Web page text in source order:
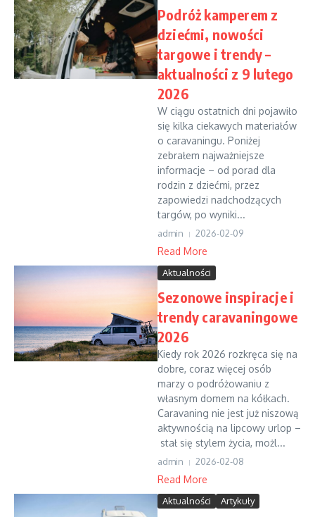
Podróż kamperem z
dziećmi, nowości
targowe i trendy –
aktualności z 9 lutego
2026
W ciągu ostatnich dni pojawiło
się kilka ciekawych materiałów
o caravaningu. Poniżej
zebrałem najważniejsze
informacje – od porad dla
rodzin z dziećmi, przez
zapowiedzi nadchodzących
targów, po wyniki...
admin 2026-02-09
Read More
Aktualności
Sezonowe inspiracje i
trendy caravaningowe
2026
Kiedy rok 2026 rozkręca się na
dobre, coraz więcej osób
marzy o podróżowaniu z
własnym domem na kółkach.
Caravaning nie jest już niszową
aktywnością na lipcowy urlop –
stał się stylem życia, możl...
admin 2026-02-08
Read More
Aktualności Artykuły